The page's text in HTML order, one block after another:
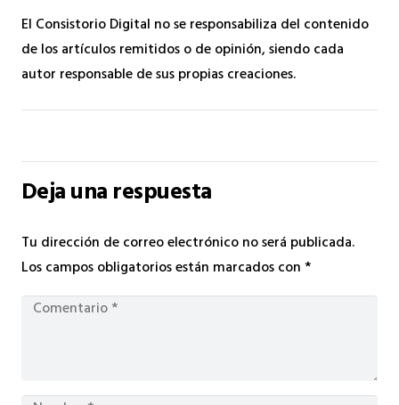
El Consistorio Digital no se responsabiliza del contenido
de los artículos remitidos o de opinión, siendo cada
autor responsable de sus propias creaciones.
Deja una respuesta
Tu dirección de correo electrónico no será publicada.
Los campos obligatorios están marcados con*